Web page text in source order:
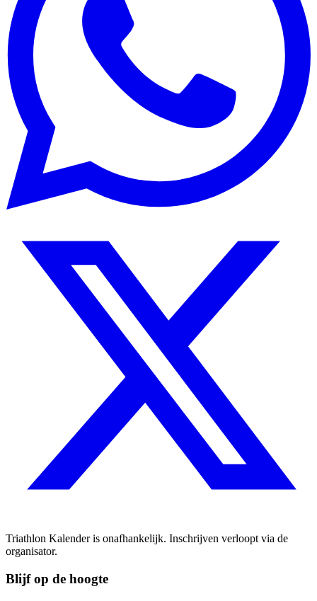
Triathlon Kalender is onafhankelijk. Inschrijven verloopt via de
organisator.
Blijf op de hoogte